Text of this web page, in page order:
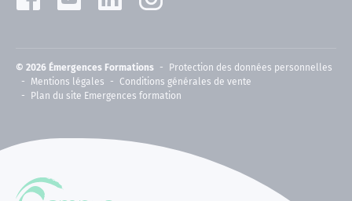
© 2026 Émergences Formations
Protection des données personnelles
Mentions légales
Conditions générales de vente
Plan du site Emergences formation